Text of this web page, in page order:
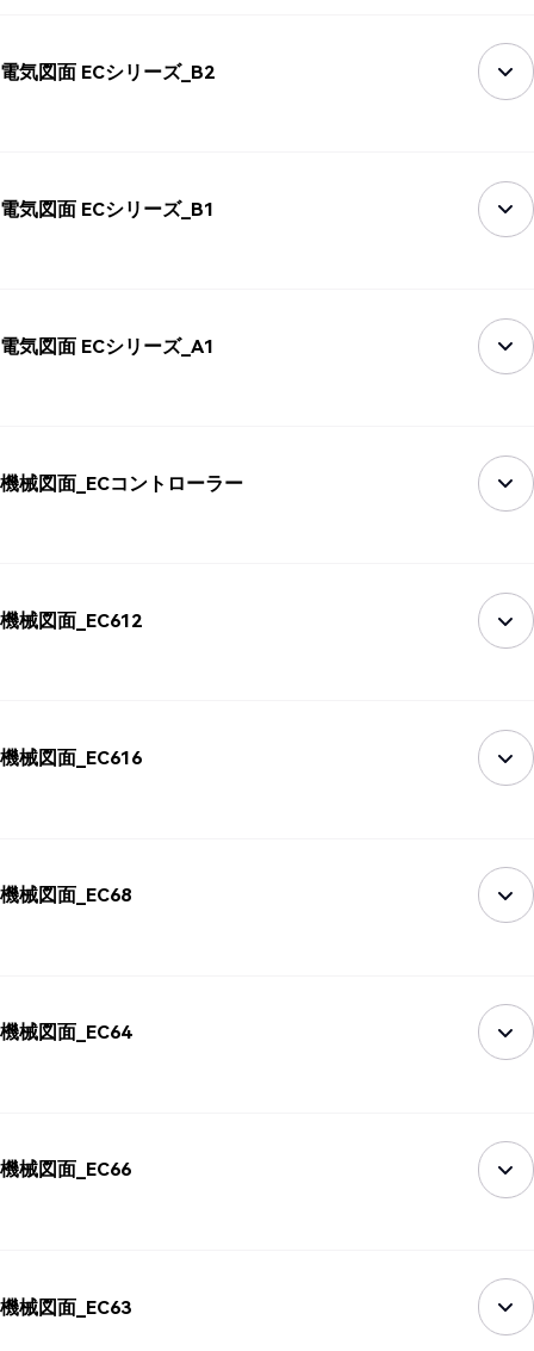
電気図面 ECシリーズ_B2
電気図面 ECシリーズ_B1
電気図面 ECシリーズ_A1
機械図面_ECコントローラー
機械図面_EC612
機械図面_EC616
機械図面_EC68
機械図面_EC64
機械図面_EC66
機械図面_EC63